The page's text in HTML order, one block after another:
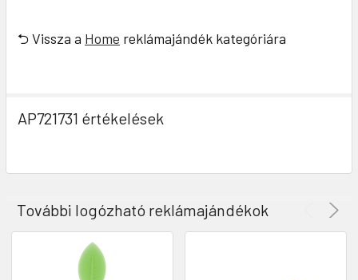
⮌ Vissza a Home reklámajándék kategóriára
AP721731 értékelések
További logózható reklámajándékok